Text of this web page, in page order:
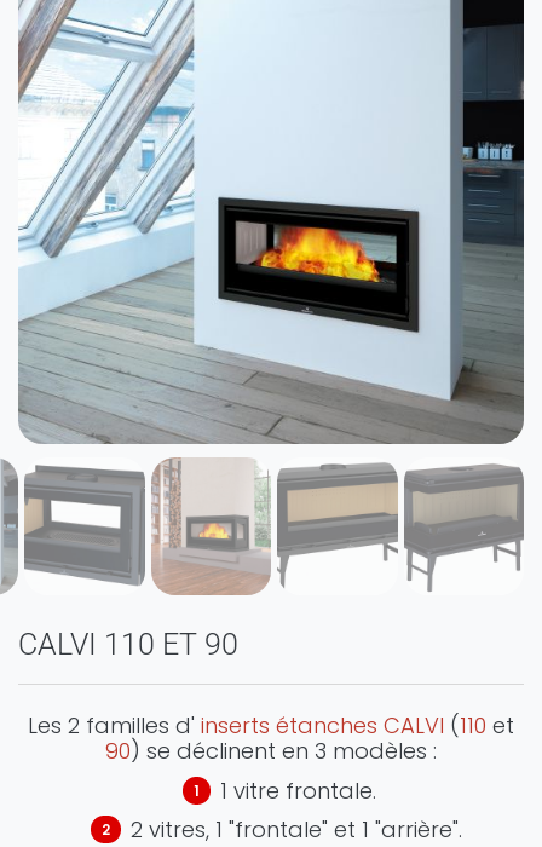
CALVI 110 ET 90
Les 2 familles d' inserts étanches CALVI (110 et
90) se déclinent en 3 modèles :
1 vitre frontale.
2 vitres, 1 "frontale" et 1 "arrière".